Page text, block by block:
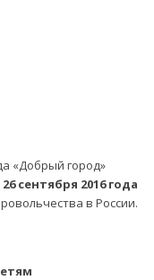
«Добрый город»
26 сентября 2016 года
в России.